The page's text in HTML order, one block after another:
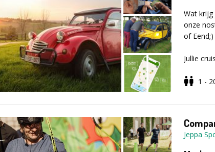
Wat
onze
of
Jullie
het
live
1 -
Jeppa